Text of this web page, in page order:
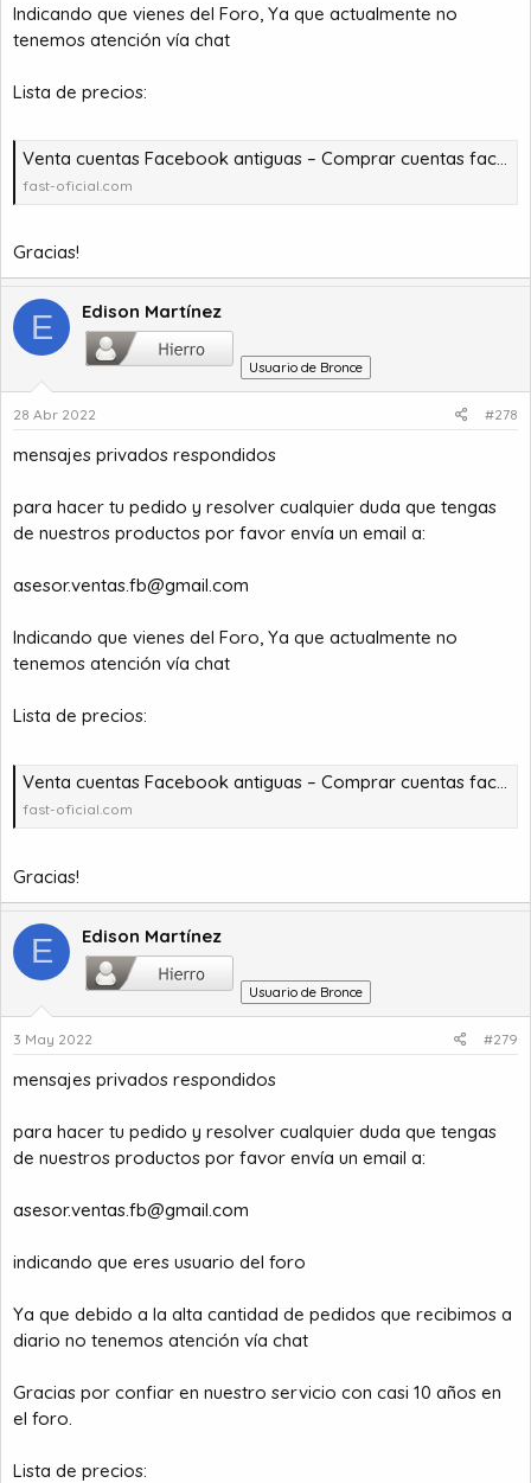
Indicando que vienes del Foro, Ya que actualmente no
tenemos atención vía chat
Lista de precios:
Venta cuentas Facebook antiguas – Comprar cuentas facebook – comprar cuentas facebook – comprar cuentas gmail
fast-oficial.com
Gracias!
E Edison Martínez
Usuario de Bronce
28 Abr 2022 #278
mensajes privados respondidos
para hacer tu pedido y resolver cualquier duda que tengas
de nuestros productos por favor envía un email a:
asesor.ventas.fb@gmail.com
Indicando que vienes del Foro, Ya que actualmente no
tenemos atención vía chat
Lista de precios:
Venta cuentas Facebook antiguas – Comprar cuentas facebook – comprar cuentas facebook – comprar cuentas gmail
fast-oficial.com
Gracias!
E Edison Martínez
Usuario de Bronce
3 May 2022 #279
mensajes privados respondidos
para hacer tu pedido y resolver cualquier duda que tengas
de nuestros productos por favor envía un email a:
asesor.ventas.fb@gmail.com
indicando que eres usuario del foro
Ya que debido a la alta cantidad de pedidos que recibimos a
diario no tenemos atención vía chat
Gracias por confiar en nuestro servicio con casi 10 años en
el foro.
Lista de precios: